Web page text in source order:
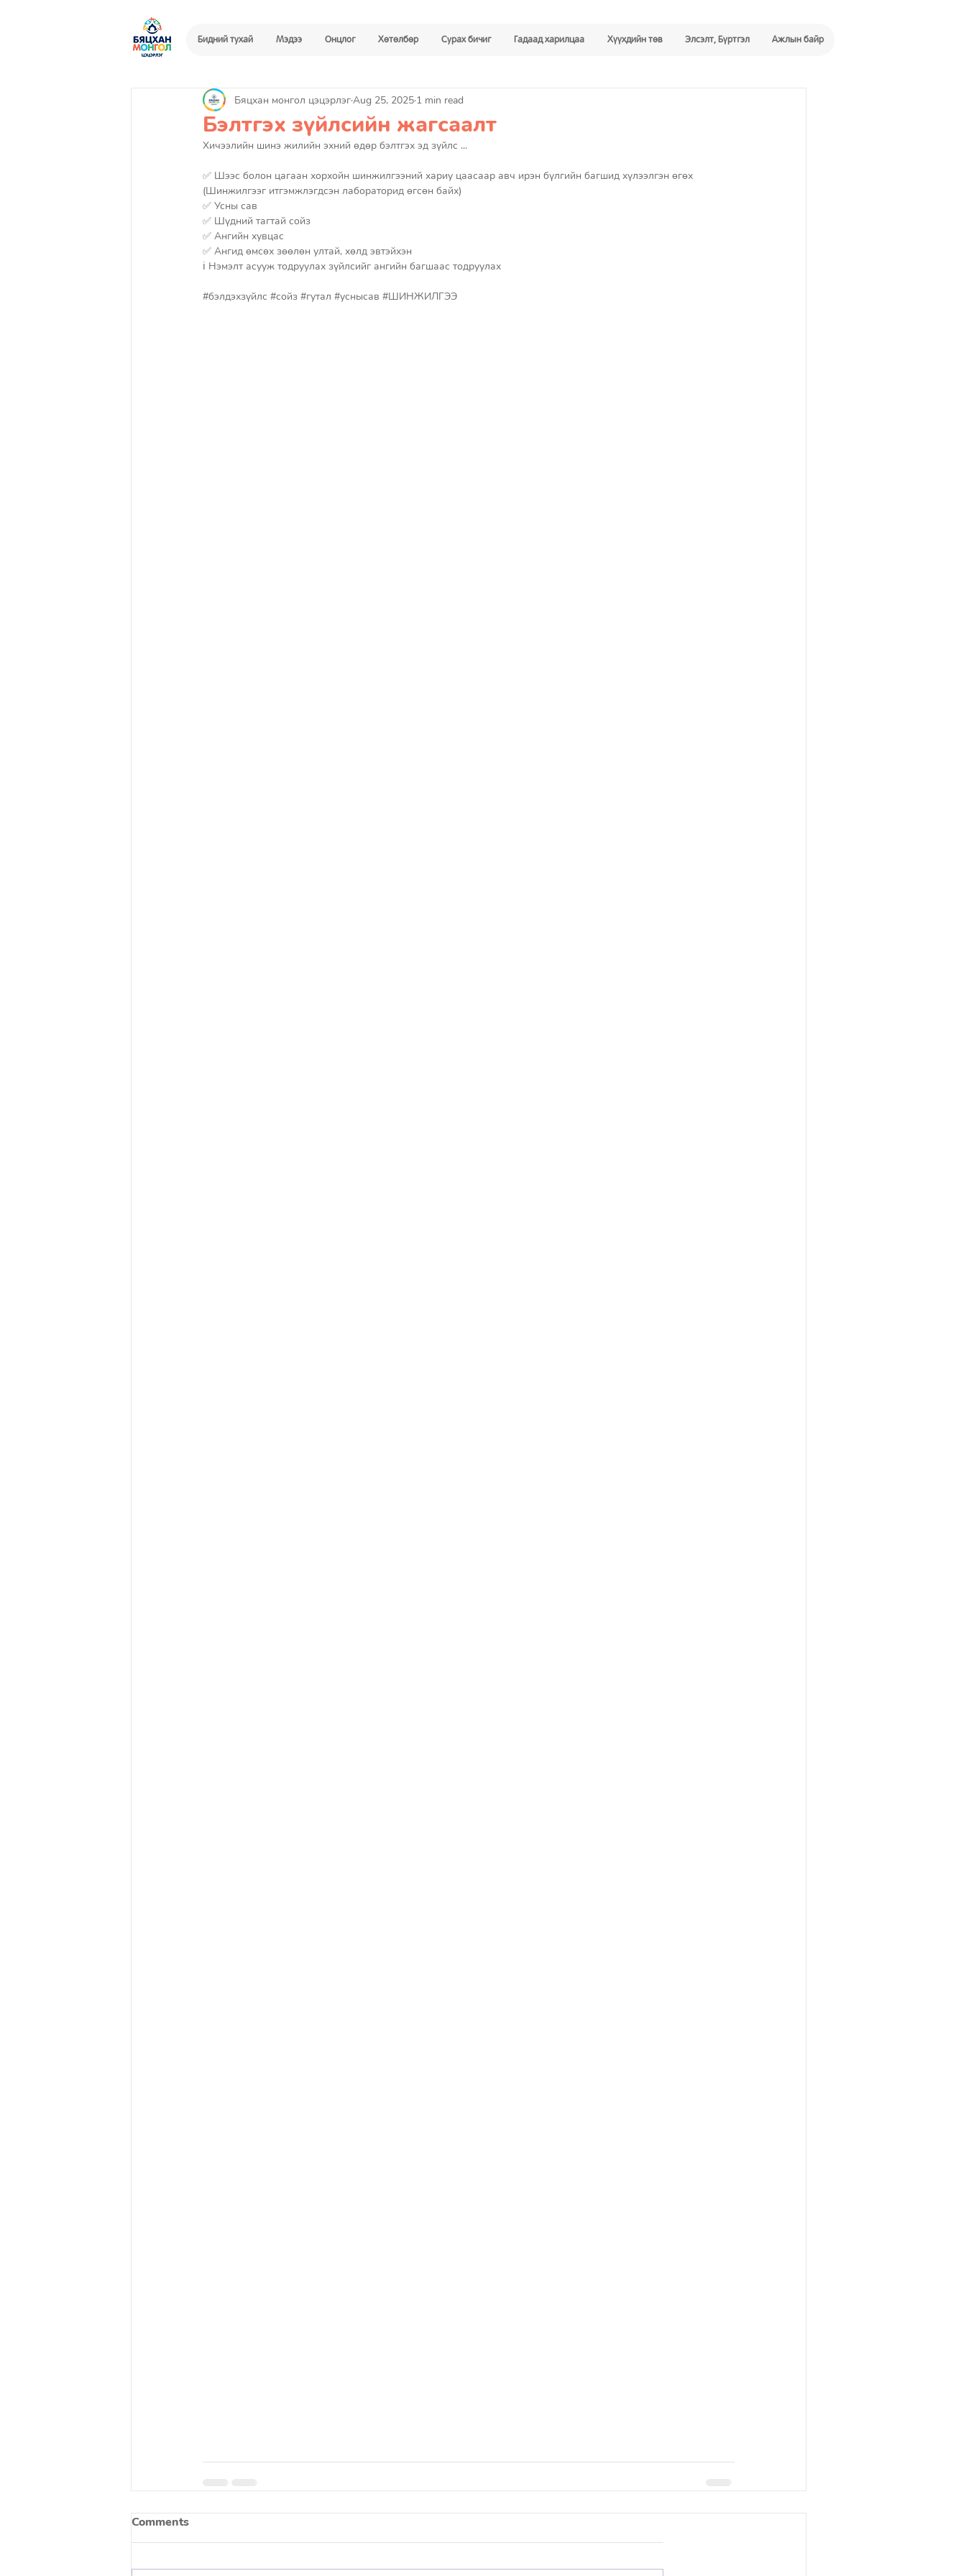
Бидний тухай Мэдээ Онцлог Хөтөлбөр Сурах бичиг Гадаад харилцаа Хүүхдийн төв Элсэлт, Бүртгэл Ажлын байр
Бэлтгэх зүйлсийн жагсаалт
Бяцхан монгол цэцэрлэгAug 25, 2025 1 min read
Хичээлийн шинэ жилийн эхний өдөр бэлтгэх эд зүйлс ...
✅ Шээс болон цагаан хорхойн шинжилгээний хариу цаасаар авч ирэн бүлгийн багшид хүлээлгэн өгөх
(Шинжилгээг итгэмжлэгдсэн лабораторид өгсөн байх)
✅ Усны сав
✅ Шүдний тагтай сойз
✅ Ангийн хувцас
✅ Ангид өмсөх зөөлөн ултай, хөлд эвтэйхэн
ℹ️ Нэмэлт асууж тодруулах зүйлсийг ангийн багшаас тодруулах
#бэлдэхзүйлс #сойз #гутал #уснысав #ШИНЖИЛГЭЭ
Comments